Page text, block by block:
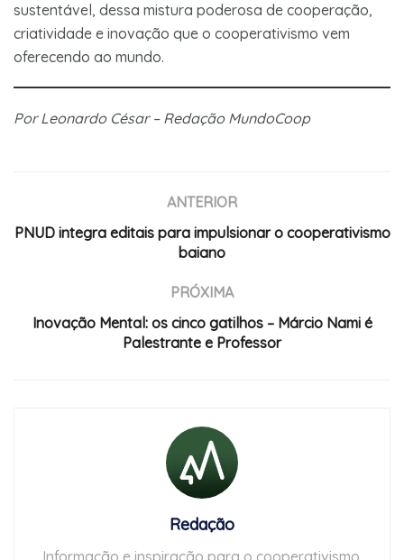
sustentável, dessa mistura poderosa de cooperação,
criatividade e inovação que o cooperativismo vem
oferecendo ao mundo.
Por Leonardo César – Redação MundoCoop
ANTERIOR
PNUD integra editais para impulsionar o cooperativismo
baiano
PRÓXIMA
Inovação Mental: os cinco gatilhos – Márcio Nami é
Palestrante e Professor
Redação